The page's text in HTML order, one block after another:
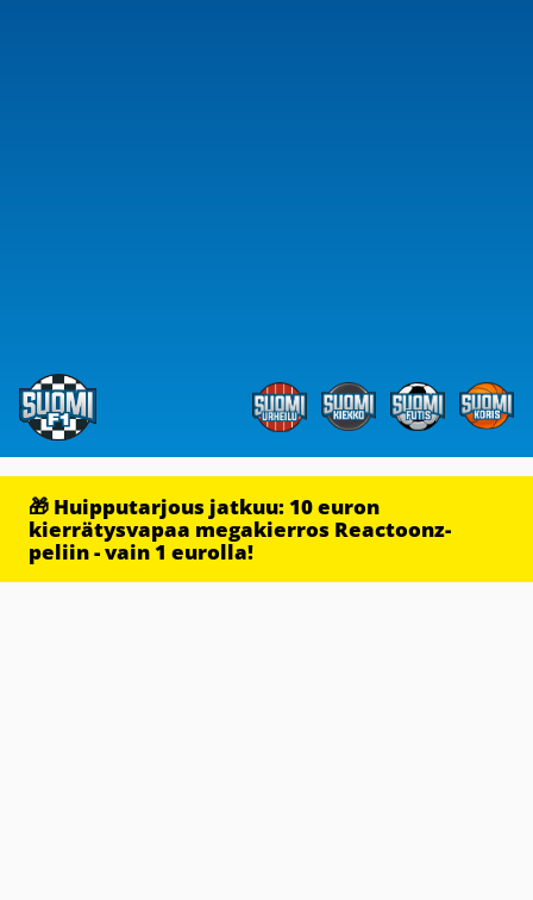
🎁 Huipputarjous jatkuu: 10 euron
kierrätysvapaa megakierros Reactoonz-
peliin - vain 1 eurolla!